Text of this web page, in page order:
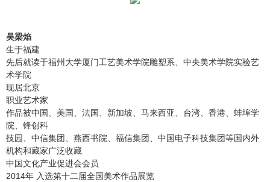
吴梁焰
生于福建
先后就读于福州大学厦门工艺美术学院雕塑系、中央美术学院实验艺
术学院
现居北京
职业艺术家
作品被中国、美国、法国、新加坡、马来西亚、台湾、香港、蚌埠学
院、锋创科
技园、中信集团、燕西书院、福信集团、中国电子科技集团等国内外
机构和藏家广泛收藏
中国文化产业促进会会员
2014年 入选第十二届全国美术作品展览